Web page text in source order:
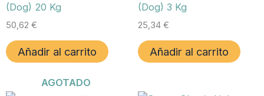
(Dog) 20 Kg
50,62 €
Añadir al carrito
(Dog) 3 Kg
25,34 €
Añadir al carrito
AGOTADO